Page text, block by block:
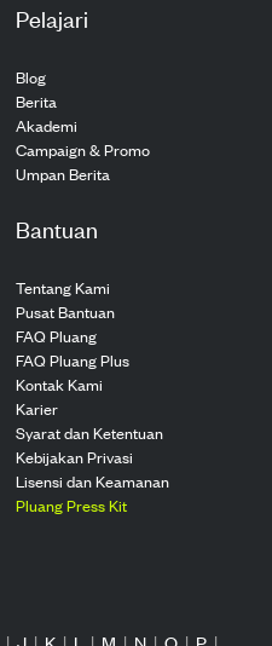
Pelajari
Blog
Berita
Akademi
Campaign & Promo
Umpan Berita
Bantuan
Tentang Kami
Pusat Bantuan
FAQ Pluang
FAQ Pluang Plus
Kontak Kami
Karier
Syarat dan Ketentuan
Kebijakan Privasi
Lisensi dan Keamanan
Pluang Press Kit